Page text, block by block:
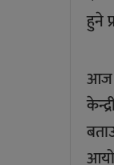
हुने
आज